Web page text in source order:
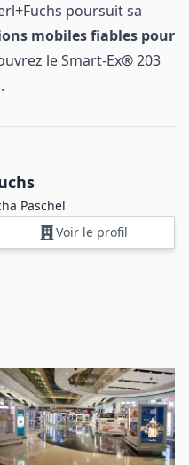
poursuit sa
mobiles fiables pour
leSmart-Ex® 203
Päschel
Voir le profil